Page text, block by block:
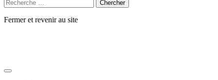
Fermer et revenir au site